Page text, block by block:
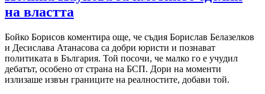
на властта
Бойко Борисов коментира още, че съдия Борислав Белазелков
и Десислава Атанасова са добри юристи и познават
политиката в България. Той посочи, че малко го е учудил
дебатът, особено от страна на БСП. Дори на моменти
излизаше извън границите на реалностите, добави той.